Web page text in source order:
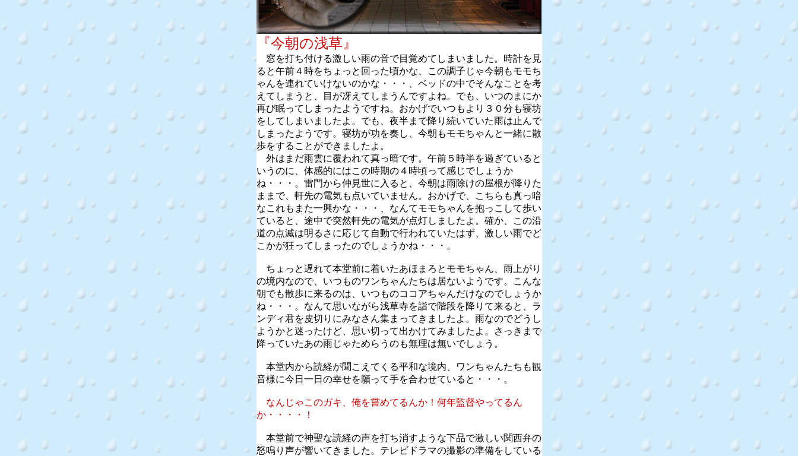
『今朝の浅草』
窓を打ち付ける激しい雨の音で目覚めてしまいました。時計を見
ると午前４時をちょっと回った頃かな、この調子じゃ今朝もモモち
ゃんを連れていけないのかな・・・、ベッドの中でそんなことを考
えてしまうと、目が冴えてしまうんですよね。でも、いつのまにか
再び眠ってしまったようですね。おかげでいつもより３０分も寝坊
をしてしまいましたよ。でも、夜半まで降り続いていた雨は止んで
しまったようです。寝坊が功を奏し、今朝もモモちゃんと一緒に散
歩をすることができましたよ。
外はまだ雨雲に覆われて真っ暗です。午前５時半を過ぎていると
いうのに、体感的にはこの時期の４時頃って感じでしょうか
ね・・・。雷門から仲見世に入ると、今朝は雨除けの屋根が降りた
ままで、軒先の電気も点いていません。おかげで、こちらも真っ暗
なこれもまた一興かな・・・、なんてモモちゃんを抱っこして歩い
ていると、途中で突然軒先の電気が点灯しましたよ。確か、この沿
道の点滅は明るさに応じて自動で行われていたはず、激しい雨でど
こかが狂ってしまったのでしょうかね・・・。
ちょっと遅れて本堂前に着いたあほまろとモモちゃん、雨上がり
の境内なので、いつものワンちゃんたちは居ないようです。こんな
朝でも散歩に来るのは、いつものココアちゃんだけなのでしょうか
ね・・・。なんて思いながら浅草寺を詣で階段を降りて来ると、ラ
ンディ君を皮切りにみなさん集まってきましたよ。雨なのでどうし
ようかと迷ったけど、思い切って出かけてみましたよ。さっきまで
降っていたあの雨じゃためらうのも無理は無いでしょう。
本堂内から読経が聞こえてくる平和な境内、ワンちゃんたちも観
音様に今日一日の幸せを願って手を合わせていると・・・。
なんじゃこのガキ、俺を嘗めてるんか！何年監督やってるん
か・・・・！
本堂前で神聖な読経の声を打ち消すような下品で激しい関西弁の
怒鳴り声が響いてきました。テレビドラマの撮影の準備をしている